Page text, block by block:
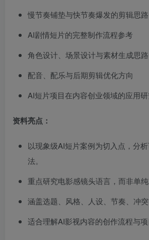
慢节奏铺垫与快节奏爆发的剪辑思路
AI剧情短片的完整制作流程参考
角色设计、场景设计与素材生成思路
配音、配乐与后期剪辑优化方向
AI短片项目在内容创业领域的应用
资料亮点：
以现象级AI短片案例为切入点，分
法。
重点研究电影感镜头语言，而非单纯
涵盖选题、风格、人设、节奏、冲突
适合理解AI影视内容的创作流程与项